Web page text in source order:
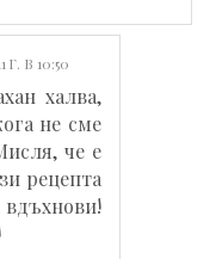
Г. В 10:50
халва,
не сме
че е
рецепта